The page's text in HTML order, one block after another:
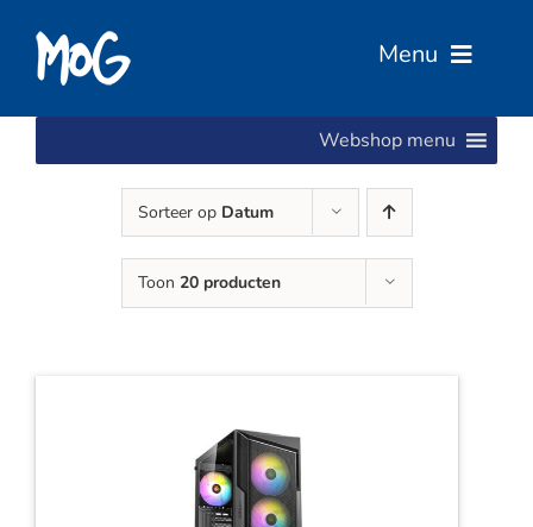
inhoud
Menu
Services
Webshop menu
Sorteer op Datum
Toon 20 producten